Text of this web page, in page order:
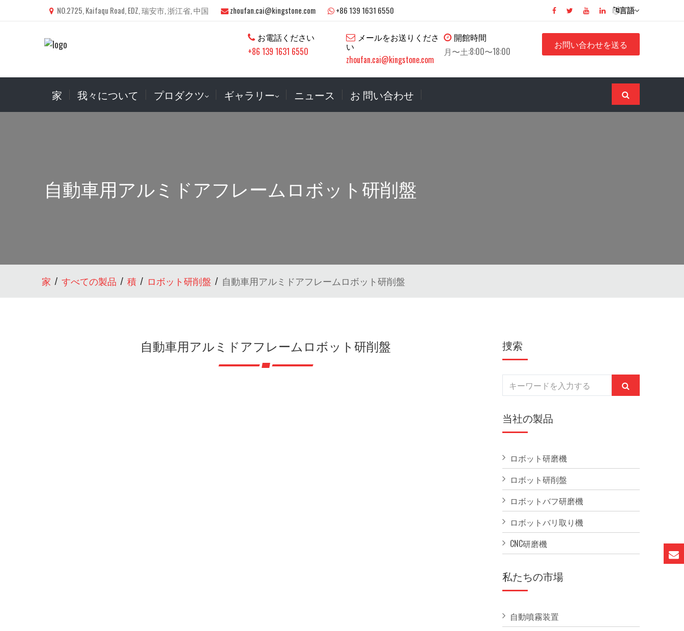
NO.2725, Kaifaqu Road, EDZ, 瑞安市, 浙江省, 中国 zhoufan.cai@kingstone.com +86 139 1631 6550 言語
お電話ください
+86 139 1631 6550
メールをお送りくださ
い
zhoufan.cai@kingstone.com
開館時間
月〜土:8:00〜18:00
お問い合わせを送る
家 我々について プロダクツ ギャラリー ニュース お 問い合わせ
自動車用アルミドアフレームロボット研削盤
家 すべての製品 積 ロボット研削盤 自動車用アルミドアフレームロボット研削盤
自動車用アルミドアフレームロボット研削盤 捜索
当社の製品
ロボット研磨機
ロボット研削盤
ロボットバフ研磨機
ロボットバリ取り機
CNC研磨機
私たちの市場
自動噴霧装置